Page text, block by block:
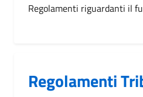
Regolamenti riguardanti il
Regolamenti